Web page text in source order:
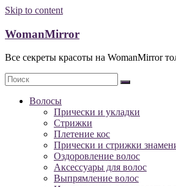
Skip to content
WomanMirror
Все секреты красоты на WomanMirror
Волосы
Прически и укладки
Стрижки
Плетение кос
Прически и стрижки
Оздоровление волос
Аксессуары для волос
Выпрямление волос